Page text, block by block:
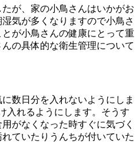
が、家の小鳥さんはいかがお
気が多くなりますので小鳥さ
が小鳥さんの健康にとって重
の具体的な衛生管理について
数日分を入れないようにしま
入れるようにします。そうす
がなくなった時すぐに気づく
ていたりうんちが付いていた